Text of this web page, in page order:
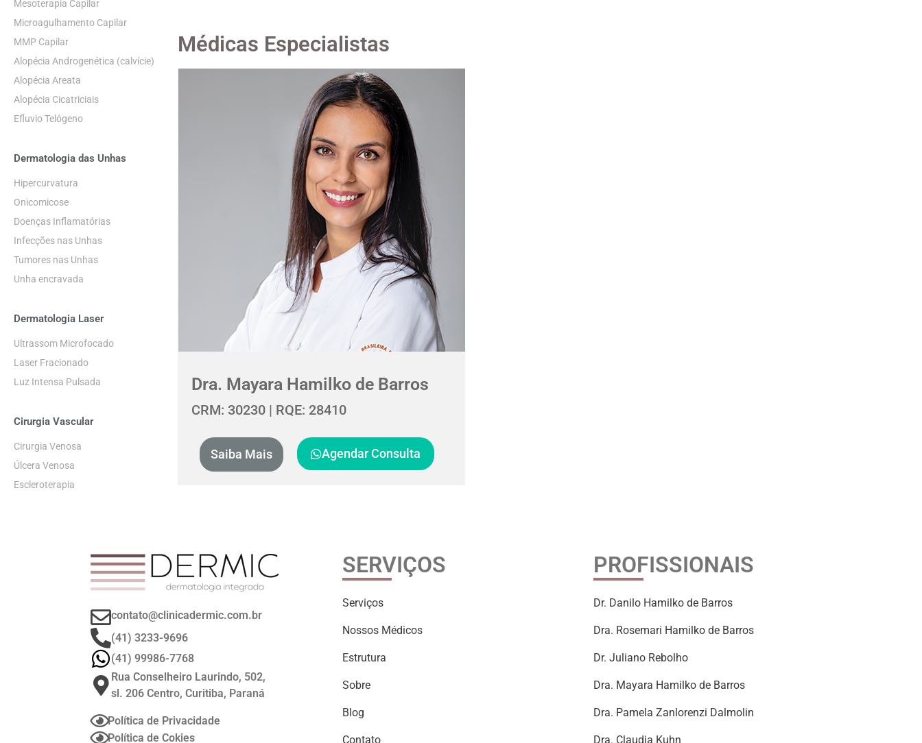
Mesoterapia Capilar
Microagulhamento Capilar
MMP Capilar
Alopécia Androgenética (calvície)
Alopécia Areata
Alopécia Cicatriciais
Efluvio Telógeno
Dermatologia das Unhas
Hipercurvatura
Onicomicose
Doenças Inflamatórias
Infecções nas Unhas
Tumores nas Unhas
Unha encravada
Dermatologia Laser
Ultrassom Microfocado
Laser Fracionado
Luz Intensa Pulsada
Cirurgia Vascular
Cirurgia Venosa
Úlcera Venosa
Escleroterapia
Médicas Especialistas
Dra. Mayara Hamilko de Barros
CRM: 30230 | RQE: 28410
Saiba Mais Agendar Consulta
contato@clinicadermic.com.br
(41) 3233-9696
(41) 99986-7768
Rua Conselheiro Laurindo, 502,
sl. 206 Centro, Curitiba, Paraná
Política de Privacidade
Política de Cokies
SERVIÇOS
Serviços
Nossos Médicos
Estrutura
Sobre
Blog
Contato
PROFISSIONAIS
Dr. Danilo Hamilko de Barros
Dra. Rosemari Hamilko de Barros
Dr. Juliano Rebolho
Dra. Mayara Hamilko de Barros
Dra. Pamela Zanlorenzi Dalmolin
Dra. Claudia Kuhn